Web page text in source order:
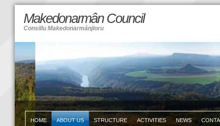
Makedonarmân Council
Consillu Makedonarmânjloru
HOME ABOUT US STRUCTURE ACTIVITIES NEWS